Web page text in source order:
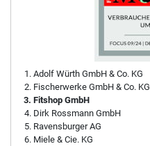
Adolf Würth GmbH & Co. KG
Fischerwerke GmbH & Co. KG
Fitshop GmbH
Dirk Rossmann GmbH
Ravensburger AG
Miele & Cie. KG